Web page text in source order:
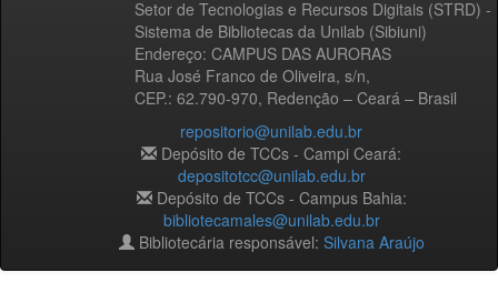
Setor de Tecnologias e Recursos Digitais (STRD) -
Sistema de Bibliotecas da Unilab (Sibiuni)
Endereço: CAMPUS DAS AURORAS
Rua José Franco de Oliveira, s/n,
CEP.: 62.790-970, Redenção – Ceará – Brasil
repositorio@unilab.edu.br
Depósito de TCCs - Campi Ceará:
depositotcc@unilab.edu.br
Depósito de TCCs - Campus Bahia:
bibliotecamales@unilab.edu.br
Bibliotecária responsável: Silvana Araújo